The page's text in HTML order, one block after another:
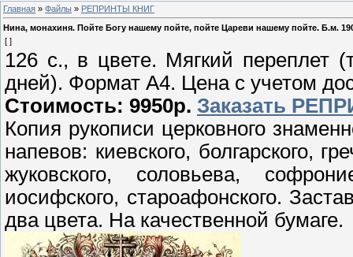
Главная » Файлы » РЕПРИНТЫ КНИГ
Нина, монахиня. Пойте Богу нашему пойте, пойте Цареви нашему пойте. Б.м.
[ ]
126 с., в цвете. Мягкий переплет
дней). Формат А4. Цена с учетом
Стоимость: 9950р. Заказать
Копия рукописи церковного
напевов: киевского, болгарского,
жуковского, соловьева,
иосифского, староафонского.
два цвета. На качественной бумаге.